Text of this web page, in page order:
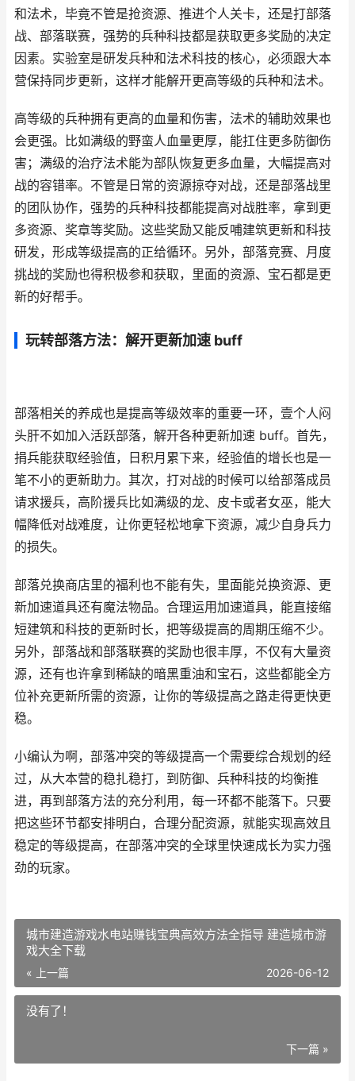
和法术，毕竟不管是抢资源、推进个人关卡，还是打部落
战、部落联赛，强势的兵种科技都是获取更多奖励的决定
因素。实验室是研发兵种和法术科技的核心，必须跟大本
营保持同步更新，这样才能解开更高等级的兵种和法术。
高等级的兵种拥有更高的血量和伤害，法术的辅助效果也
会更强。比如满级的野蛮人血量更厚，能扛住更多防御伤
害；满级的治疗法术能为部队恢复更多血量，大幅提高对
战的容错率。不管是日常的资源掠夺对战，还是部落战里
的团队协作，强势的兵种科技都能提高对战胜率，拿到更
多资源、奖章等奖励。这些奖励又能反哺建筑更新和科技
研发，形成等级提高的正给循环。另外，部落竞赛、月度
挑战的奖励也得积极参和获取，里面的资源、宝石都是更
新的好帮手。
玩转部落方法：解开更新加速 buff
部落相关的养成也是提高等级效率的重要一环，壹个人闷
头肝不如加入活跃部落，解开各种更新加速 buff。首先，
捐兵能获取经验值，日积月累下来，经验值的增长也是一
笔不小的更新助力。其次，打对战的时候可以给部落成员
请求援兵，高阶援兵比如满级的龙、皮卡或者女巫，能大
幅降低对战难度，让你更轻松地拿下资源，减少自身兵力
的损失。
部落兑换商店里的福利也不能有失，里面能兑换资源、更
新加速道具还有魔法物品。合理运用加速道具，能直接缩
短建筑和科技的更新时长，把等级提高的周期压缩不少。
另外，部落战和部落联赛的奖励也很丰厚，不仅有大量资
源，还有也许拿到稀缺的暗黑重油和宝石，这些都能全方
位补充更新所需的资源，让你的等级提高之路走得更快更
稳。
小编认为啊，部落冲突的等级提高一个需要综合规划的经
过，从大本营的稳扎稳打，到防御、兵种科技的均衡推
进，再到部落方法的充分利用，每一环都不能落下。只要
把这些环节都安排明白，合理分配资源，就能实现高效且
稳定的等级提高，在部落冲突的全球里快速成长为实力强
劲的玩家。
城市建造游戏水电站赚钱宝典高效方法全指导 建造城市游
戏大全下载
« 上一篇 2026-06-12
没有了！
下一篇 »